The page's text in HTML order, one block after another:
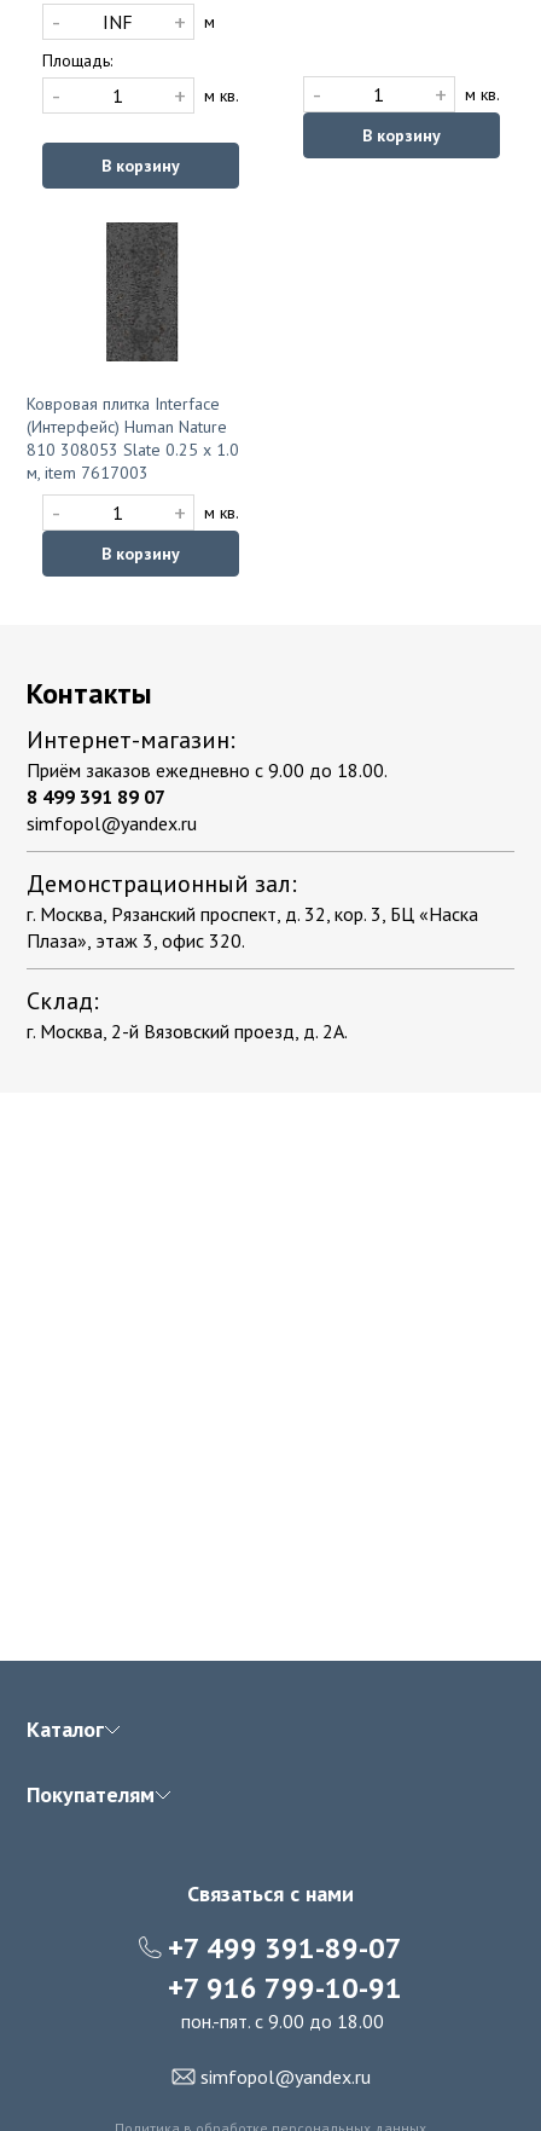
- +
м
Площадь:
- + м кв.
В корзину
- +
м кв.
В корзину
Ковровая плитка Interface
(Интерфейс) Human Nature
810 308053 Slate 0.25 x 1.0
м, item 7617003
- +
м кв.
В корзину
Контакты
Интернет-магазин:
Приём заказов ежедневно с 9.00 до 18.00.
8 499 391 89 07
simfopol@yandex.ru
Демонстрационный зал:
г. Москва, Рязанский проспект, д. 32, кор. 3, БЦ «Наска
Плаза», этаж 3, офис 320.
Склад:
г. Москва, 2-й Вязовский проезд, д. 2А.
Каталог
Покупателям
Связаться с нами
+7 499 391-89-07
+7 916 799-10-91
пон.-пят. с 9.00 до 18.00
simfopol@yandex.ru